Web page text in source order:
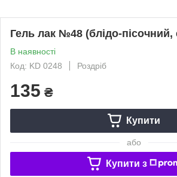
Гель лак №48 (блідо-
В наявності
Код: KD 0248
Роздріб
135 ₴
Купити
або
Купити з